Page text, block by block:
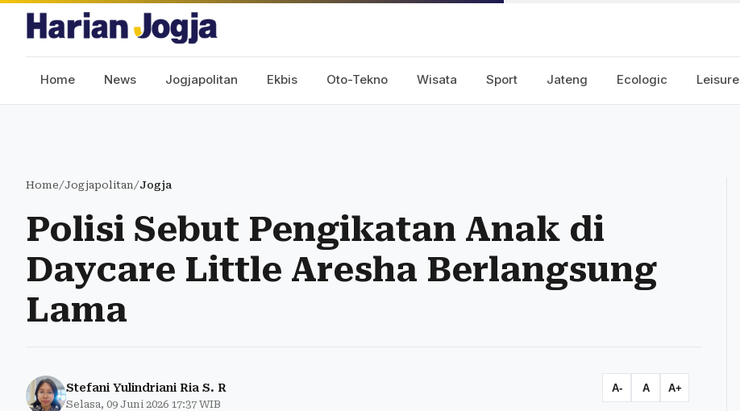
Home News Jogjapolitan Ekbis Oto-Tekno Wisata Sport Jateng Ecologic Leisure
Home/Jogjapolitan/Jogja
Polisi Sebut Pengikatan Anak di
Daycare Little Aresha Berlangsung
Lama
Stefani Yulindriani Ria S. R
Selasa, 09 Juni 2026 17:37 WIB
A- A A+